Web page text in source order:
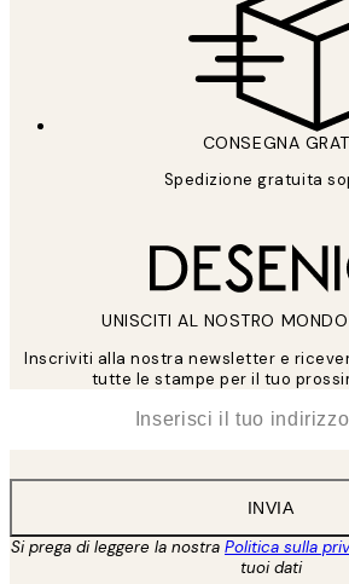
CONSEGNA
Spedizione gratuita
UNISCITI AL NOSTRO MONDO
Inscriviti alla nostra newsletter e
tutte le stampe per il tuo
INVIA
Si prega di leggere la nostra Politica sulla
tuoi dati